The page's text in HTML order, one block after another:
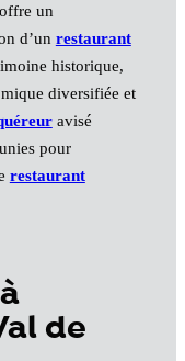
un
d’un restaurant
historique,
diversifiée et
avisé
pour
restaurant
de